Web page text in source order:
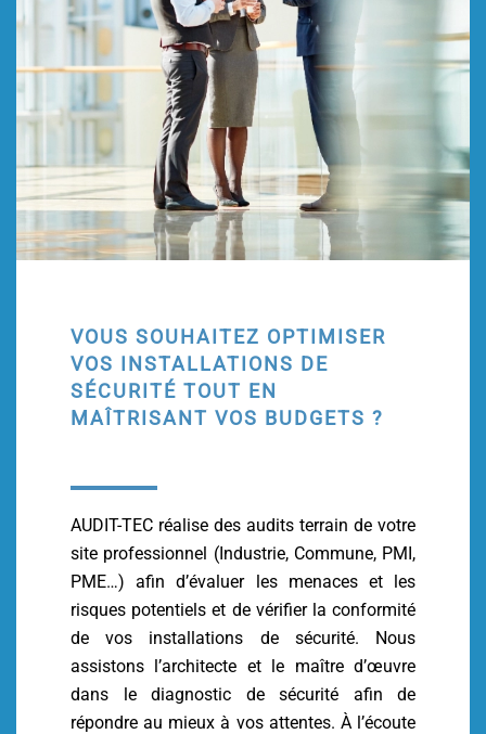
VOUS SOUHAITEZ OPTIMISER
VOS INSTALLATIONS DE
SÉCURITÉ TOUT EN
MAÎTRISANT VOS BUDGETS ?
AUDIT-TEC réalise des audits terrain de votre
site professionnel (Industrie, Commune, PMI,
PME…) afin d’évaluer les menaces et les
risques potentiels et de vérifier la conformité
de vos installations de sécurité. Nous
assistons l’architecte et le maître d’œuvre
dans le diagnostic de sécurité afin de
répondre au mieux à vos attentes. À l’écoute